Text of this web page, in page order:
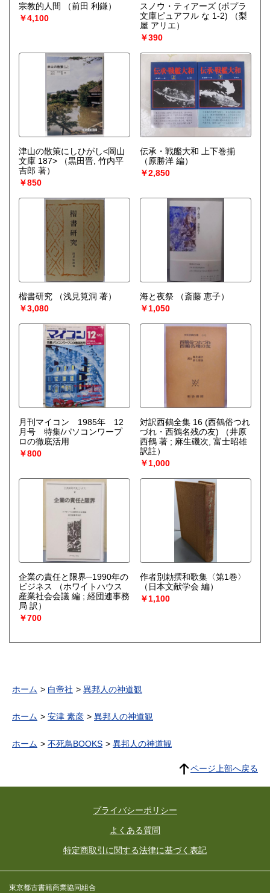
宗教的人間
（前田 利鎌）
￥4,100
スノウ・ティアーズ (ポプラ
文庫ピュアフル な 1-2)
（梨
屋 アリエ）
￥390
津山の散策にしひがし<岡山
文庫 187>
（黒田晋, 竹内平
吉郎 著）
￥850
伝承・戦艦大和 上下巻揃
（原勝洋 編）
￥2,850
楷書研究
（浅見筧洞 著）
￥3,080
海と夜祭
（斎藤 恵子）
￥1,050
月刊マイコン 1985年 12
月号 特集/パソコンワープ
ロの徹底活用
￥800
対訳西鶴全集 16 (西鶴俗つれ
づれ・西鶴名残の友)
（井原
西鶴 著 ; 麻生磯次, 富士昭雄
訳註）
￥1,000
企業の責任と限界─1990年の
ビジネス
（ホワイトハウス
産業社会会議 編 ; 経団連事務
局 訳）
￥700
作者別勅撰和歌集〈第1巻〉
（日本文献学会 編）
￥1,100
ホーム 白帝社 異邦人の神道観
ホーム 安津 素彦 異邦人の神道観
ホーム 不死鳥BOOKS 異邦人の神道観
ページ上部へ戻る
プライバシーポリシー
よくある質問
特定商取引に関する法律に基づく表記
東京都古書籍商業協同組合